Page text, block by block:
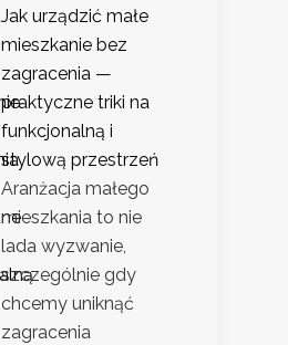
Jak urządzić małe
mieszkanie bez
zagracenia —
praktyczne triki na
funkcjonalną i
stylową przestrzeń
Aranżacja małego
mieszkania to nie
lada wyzwanie,
szczególnie gdy
chcemy uniknąć
zagracenia